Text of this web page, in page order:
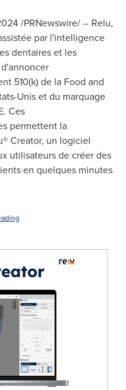
/PRNewswire/ -- Relu,
par l'intelligence
dentaires et les
510(k) de la Food and
Unis et du marquage
Ces
permettent la
Creator, un logiciel
utilisateurs de créer des
en quelques minutes